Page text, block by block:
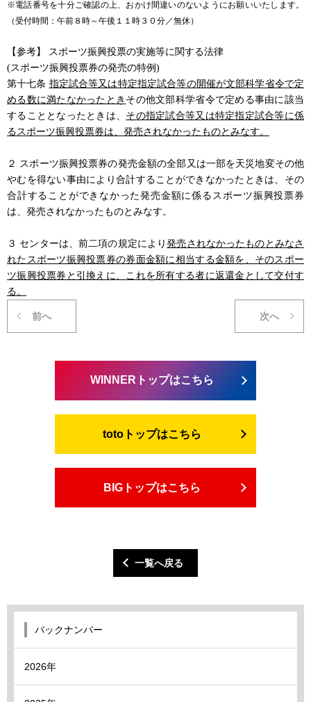
※電話番号を十分ご確認の上、おかけ間違いのないようにお願いいたします。
（受付時間：午前８時～午後１１時３０分／無休）
【参考】 スポーツ振興投票の実施等に関する法律
(スポーツ振興投票券の発売の特例)
第十七条 指定試合等又は特定指定試合等の開催が文部科学省令で定
める数に満たなかったとき その他文部科学省令で定める事由に該当
することとなったときは、 その指定試合等又は特定指定試合等に係
るスポーツ振興投票券は、発売されなかったものとみなす。
２ スポーツ振興投票券の発売金額の全部又は一部を天災地変その他
やむを得ない事由により合計することができなかったときは、その
合計することができなかった発売金額に係るスポーツ振興投票券
は、発売されなかったものとみなす。
３ センターは、前二項の規定により発売されなかったものとみなさ
れたスポーツ振興投票券の券面金額に相当する金額を、そのスポー
ツ振興投票券と引換えに、これを所有する者に返還金として交付す
る。
前へ 次へ
WINNERトップはこちら
totoトップはこちら
BIGトップはこちら
一覧へ戻る
バックナンバー
2026年